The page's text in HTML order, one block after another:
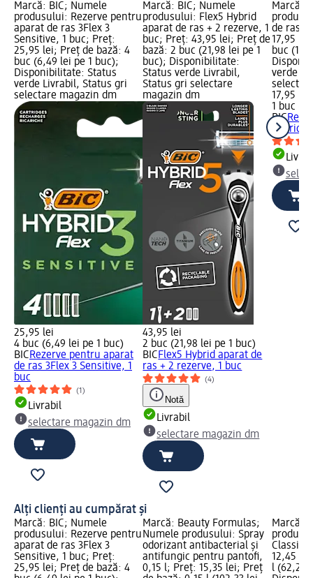
Marcă: BIC; Numele
produsului: Rezerve pentru
aparat de ras 3Flex 3
Sensitive, 1 buc; Preț:
25,95 lei; Preț de bază: 4
buc (6,49 lei pe 1 buc);
Disponibilitate: Status
verde Livrabil, Status gri
selectare magazin dm
25,95 lei
4 buc (6,49 lei pe 1 buc)
BICRezerve pentru aparat
de ras 3Flex 3 Sensitive, 1
buc
(1)
Livrabil
selectare magazin dm
Marcă: BIC; Numele
produsului: Flex5 Hybrid
aparat de ras + 2 rezerve, 1
buc; Preț: 43,95 lei; Preț de
bază: 2 buc (21,98 lei pe 1
buc); Disponibilitate:
Status verde Livrabil,
Status gri selectare
magazin dm
43,95 lei
2 buc (21,98 lei pe 1 buc)
BICFlex5 Hybrid aparat de
ras + 2 rezerve, 1 buc
(4)
Notă
Livrabil
selectare magazin dm
Marcă:
de ras
17,95
buc
verde
17,95 lei
1 buc
BIC
Hybrid,
Alți clienți au cumpărat și
Marcă: BIC; Numele
produsului: Rezerve pentru
aparat de ras 3Flex 3
Sensitive, 1 buc; Preț:
25,95 lei; Preț de bază: 4
Marcă: Beauty Formulas;
Numele produsului: Spray
odorizant antibacterial și
antifungic pentru pantofi,
0,15 l; Preț: 15,35 lei; Preț
Marcă:
Classic,
12,45
l (62,25